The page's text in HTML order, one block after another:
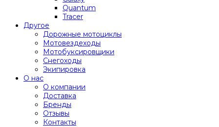
Quantum
Tracer
Другое
Дорожные мотоциклы
Мотовездеходы
Мотобуксировщики
Снегоходы
Экипировка
О нас
О компании
Доставка
Бренды
Отзывы
Контакты